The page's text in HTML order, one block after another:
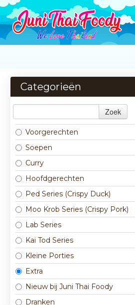
BESTELLEN
MENU
OVER ONS
LOGIN
CONTACT
Categorieën
Zoek
Voorgerechten
Soepen
Curry
Hoofdgerechten
Ped Series (Crispy Duck)
Moo Krob Series (Crispy Pork)
Lab Series
Kai Tod Series
Kleine Porties
Extra
Nieuw bij Juni Thai Foody
Dranken